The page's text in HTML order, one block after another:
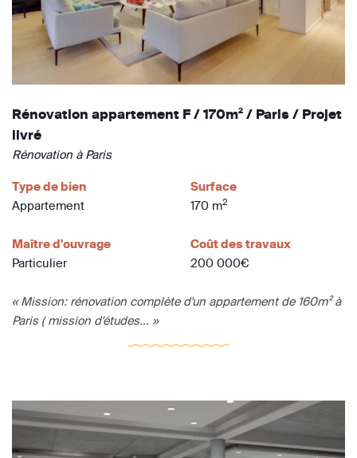
Rénovation appartement F / 170m² / Paris / Projet
livré
Rénovation à Paris
Type de bien
Appartement
Surface
170 m2
Maître d'ouvrage
Particulier
Coût des travaux
200 000€
« Mission: rénovation complète d'un appartement de 160m² à
Paris ( mission d'études... »